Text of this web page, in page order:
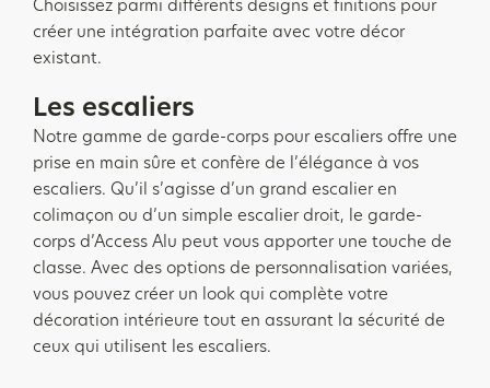
Choisissez parmi différents designs et finitions pour
créer une intégration parfaite avec votre décor
existant.
Les escaliers
Notre gamme de garde-corps pour escaliers offre une
prise en main sûre et confère de l’élégance à vos
escaliers. Qu’il s’agisse d’un grand escalier en
colimaçon ou d’un simple escalier droit, le garde-
corps d’Access Alu peut vous apporter une touche de
classe. Avec des options de personnalisation variées,
vous pouvez créer un look qui complète votre
décoration intérieure tout en assurant la sécurité de
ceux qui utilisent les escaliers.